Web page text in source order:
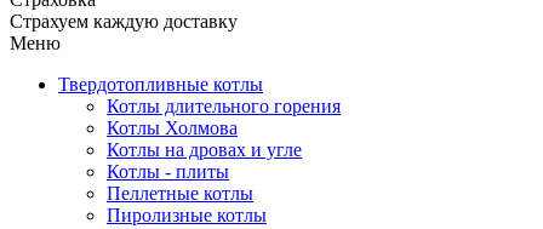
Страхуем каждую доставку
Меню
Твердотопливные котлы
Котлы длительного горения
Котлы Холмова
Котлы на дровах и угле
Котлы - плиты
Пеллетные котлы
Пиролизные котлы